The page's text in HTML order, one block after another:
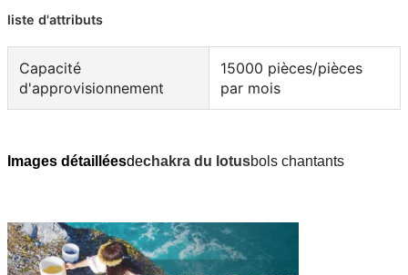
liste d'attributs
Capacité
d'approvisionnement
15000 pièces/pièces
par mois
Images détailléesdechakra du lotusbols chantants